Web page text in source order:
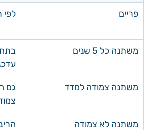
פריים לפי
משתנה כל 5 שנים
משתנה צמודה למדד
גם
משתנה לא צמודה